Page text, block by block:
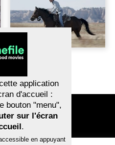
application
d'accueil :
bouton "menu",
sur l'écran
.
en appuyant